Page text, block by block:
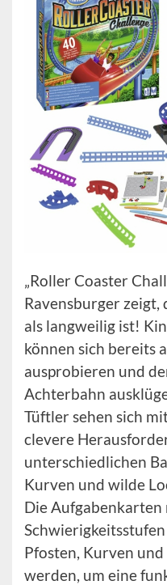
„Roller Coaster
Ravensburger zeigt,
als langweilig ist!
können sich bereits
ausprobieren und
Achterbahn
Tüftler sehen sich
clevere
unterschiedlichen
Kurven und wilde
Die
Pfosten, Kurven
werden, um eine